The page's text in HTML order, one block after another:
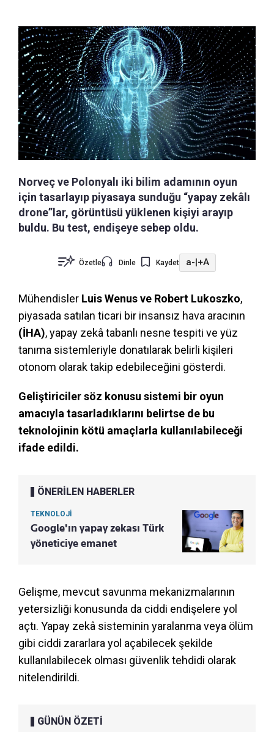
Norveç ve Polonyalı iki bilim adamının oyun
için tasarlayıp piyasaya sunduğu “yapay zekâlı
drone”lar, görüntüsü yüklenen kişiyi arayıp
buldu. Bu test, endişeye sebep oldu.
Özetle Dinle Kaydet a-|+A
Mühendisler Luis Wenus ve Robert Lukoszko,
piyasada satılan ticari bir insansız hava aracının
(İHA), yapay zekâ tabanlı nesne tespiti ve yüz
tanıma sistemleriyle donatılarak belirli kişileri
otonom olarak takip edebileceğini gösterdi.
Geliştiriciler söz konusu sistemi bir oyun
amacıyla tasarladıklarını belirtse de bu
teknolojinin kötü amaçlarla kullanılabileceği
ifade edildi.
ÖNERİLEN HABERLER
TEKNOLOJİ
Google'ın yapay zekası Türk
yöneticiye emanet
Gelişme, mevcut savunma mekanizmalarının
yetersizliği konusunda da ciddi endişelere yol
açtı. Yapay zekâ sisteminin yaralanma veya ölüm
gibi ciddi zararlara yol açabilecek şekilde
kullanılabilecek olması güvenlik tehdidi olarak
nitelendirildi.
GÜNÜN ÖZETİ